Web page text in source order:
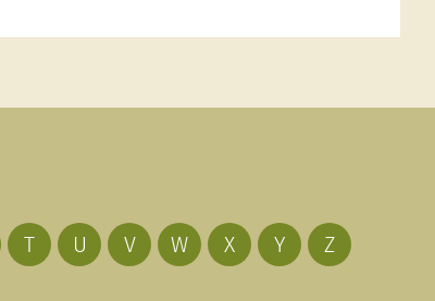
T U V W X Y Z